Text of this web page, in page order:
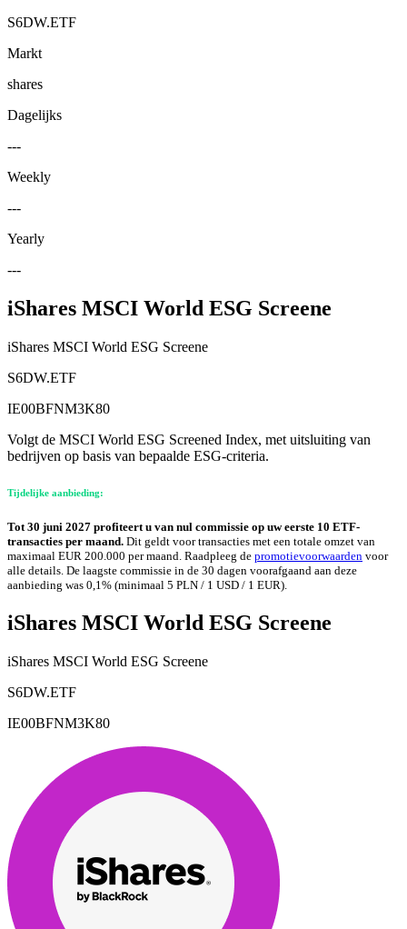
S6DW.ETF
Markt
shares
Dagelijks
---
Weekly
---
Yearly
---
iShares MSCI World ESG Screene
iShares MSCI World ESG Screene
S6DW.ETF
IE00BFNM3K80
Volgt de MSCI World ESG Screened Index, met uitsluiting van
bedrijven op basis van bepaalde ESG-criteria.
Tijdelijke aanbieding:
Tot 30 juni 2027 profiteert u van nul commissie op uw eerste 10 ETF-
transacties per maand. Dit geldt voor transacties met een totale omzet van
maximaal EUR 200.000 per maand. Raadpleeg de promotievoorwaarden voor
alle details. De laagste commissie in de 30 dagen voorafgaand aan deze
aanbieding was 0,1% (minimaal 5 PLN / 1 USD / 1 EUR).
iShares MSCI World ESG Screene
iShares MSCI World ESG Screene
S6DW.ETF
IE00BFNM3K80